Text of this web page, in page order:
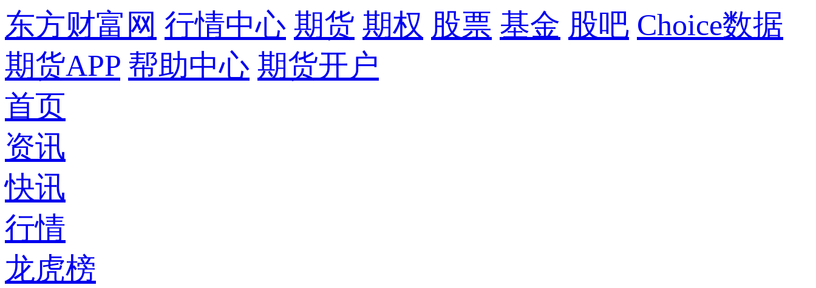
东方财富网 行情中心 期货 期权 股票 基金 股吧 Choice数据
期货APP 帮助中心 期货开户
首页
资讯
快讯
行情
龙虎榜